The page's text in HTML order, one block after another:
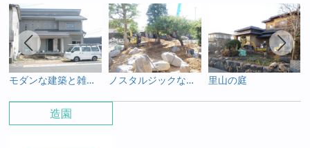
造園
モダンな建築と雑木を使った庭 ノスタルジックなお庭 里山の庭